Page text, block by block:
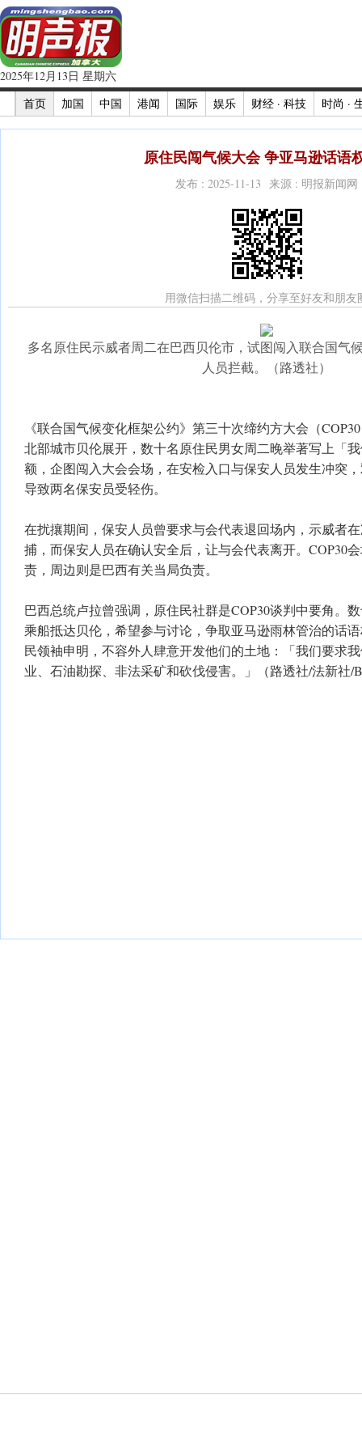
2025年12月13日 星期六
首页
加国 中国 港闻 国际 娱乐 财经 · 科技 时尚 ·
原住民闯气候大会 争亚马逊话语
发布 : 2025-11-13 来源 : 明报新闻网
用微信扫描二维码，分享至好友和朋友
多名原住民示威者周二在巴西贝伦市，试图闯入联合国气
人员拦截。（路透社）
《联合国气候变化框架公约》第三十次缔约方大会（
北部城市贝伦展开，数十名原住民男女周二晚举著写上「
额，企图闯入大会会场，在安检入口与保安人员发生冲突
导致两名保安员受轻伤。
在扰攘期间，保安人员曾要求与会代表退回场内，示威者
捕，而保安人员在确认安全后，让与会代表离开。COP30
责，周边则是巴西有关当局负责。
巴西总统卢拉曾强调，原住民社群是COP30谈判中要角。
乘船抵达贝伦，希望参与讨论，争取亚马逊雨林管治的话
民领袖申明，不容外人肆意开发他们的土地：「我们要求
业、石油勘探、非法采矿和砍伐侵害。」（路透社/法新社/